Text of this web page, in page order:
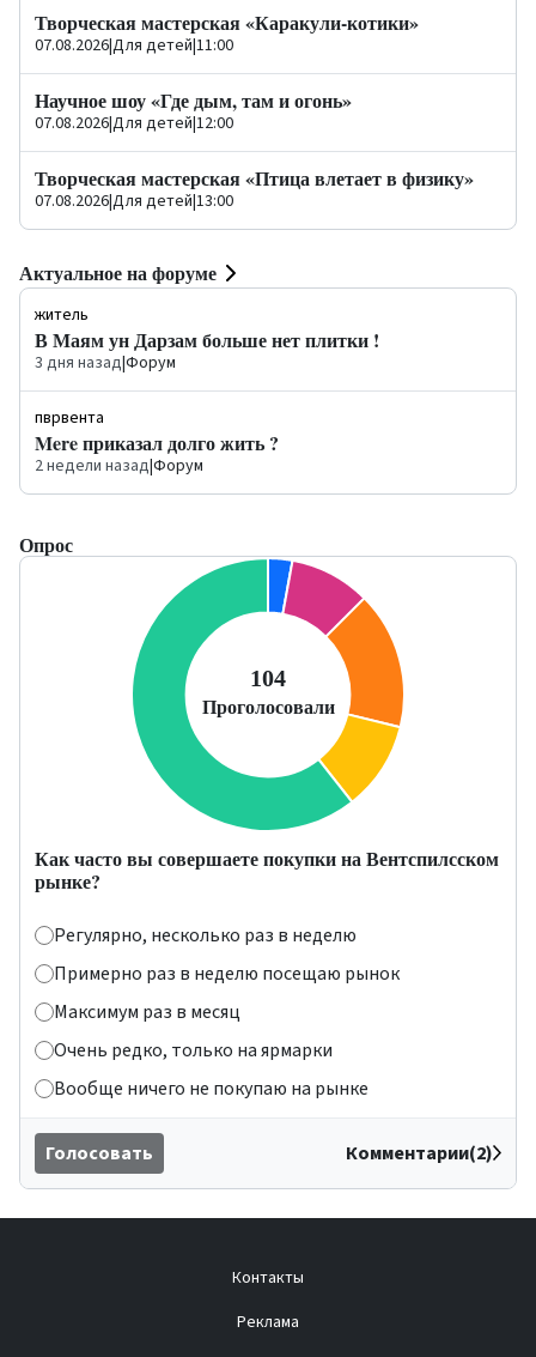
Творческая мастерская «Каракули-котики»
07.08.2026|Для детей|11:00
Научное шоу «Где дым, там и огонь»
07.08.2026|Для детей|12:00
Творческая мастерская «Птица влетает в физику»
07.08.2026|Для детей|13:00
Актуальное на форуме
житель
В Маям ун Дарзам больше нет плитки !
3 дня назад|Форум
пврвента
Mere приказал долго жить ?
2 недели назад|Форум
Опрос
Как часто вы совершаете покупки на Вентспилсском
рынке?
Регулярно, несколько раз в неделю
Примерно раз в неделю посещаю рынок
Максимум раз в месяц
Очень редко, только на ярмарки
Вообще ничего не покупаю на рынке
Голосовать Комментарии(2)
Контакты
Реклама